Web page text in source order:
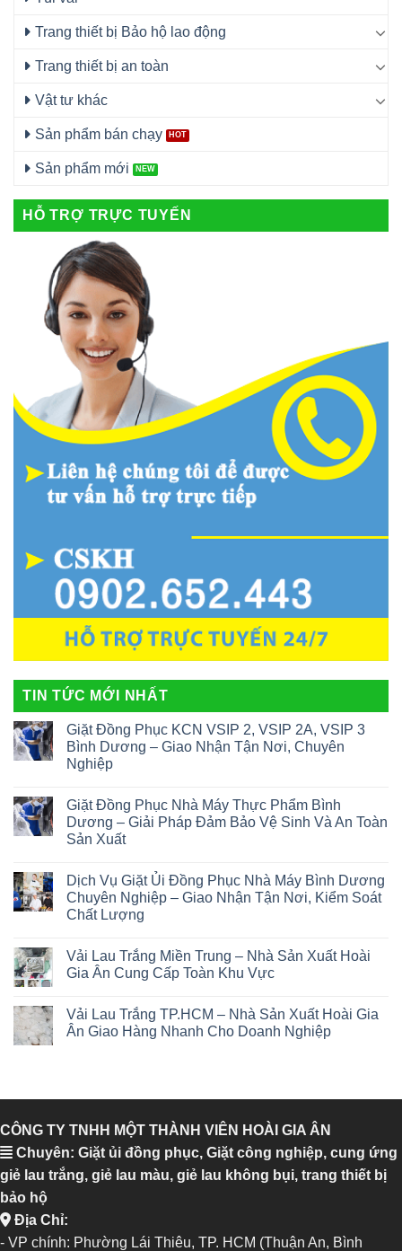
Trang thiết bị Bảo hộ lao động
Trang thiết bị an toàn
Vật tư khác
Sản phẩm bán chạy
Sản phẩm mới
HỖ TRỢ TRỰC TUYẾN
TIN TỨC MỚI NHẤT
Giặt Đồng Phục KCN VSIP 2, VSIP 2A, VSIP 3
Bình Dương – Giao Nhận Tận Nơi, Chuyên
Nghiệp
Giặt Đồng Phục Nhà Máy Thực Phẩm Bình
Dương – Giải Pháp Đảm Bảo Vệ Sinh Và An Toàn
Sản Xuất
Dịch Vụ Giặt Ủi Đồng Phục Nhà Máy Bình Dương
Chuyên Nghiệp – Giao Nhận Tận Nơi, Kiểm Soát
Chất Lượng
Vải Lau Trắng Miền Trung – Nhà Sản Xuất Hoài
Gia Ân Cung Cấp Toàn Khu Vực
Vải Lau Trắng TP.HCM – Nhà Sản Xuất Hoài Gia
Ân Giao Hàng Nhanh Cho Doanh Nghiệp
CÔNG TY TNHH MỘT THÀNH VIÊN HOÀI GIA ÂN
Chuyên: Giặt ủi đồng phục, Giặt công nghiệp, cung ứng
giẻ lau trắng, giẻ lau màu, giẻ lau không bụi, trang thiết bị
bảo hộ
Địa Chỉ:
- VP chính: Phường Lái Thiêu, TP. HCM (Thuận An, Bình